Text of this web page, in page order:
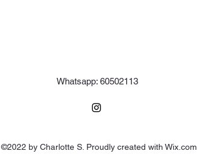
Whatsapp: 60502113
©2022 by Charlotte S. Proudly created with Wix.com